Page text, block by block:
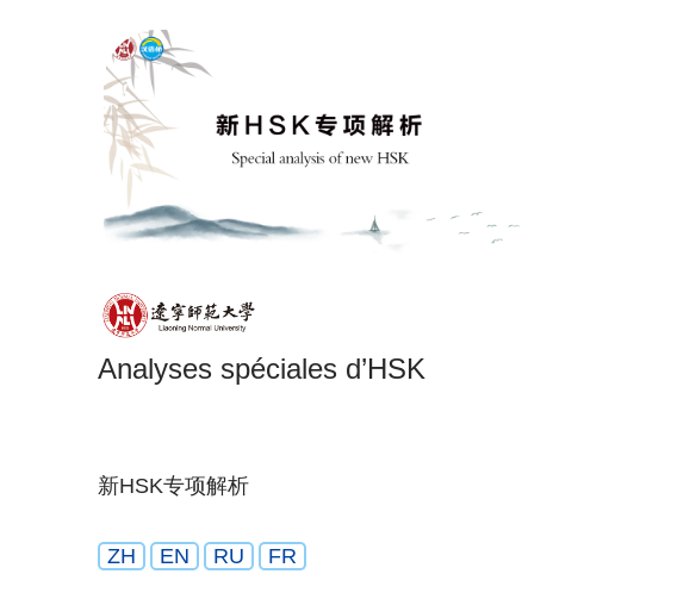
Analyses spéciales d’HSK
新HSK专项解析
ZH EN RU FR